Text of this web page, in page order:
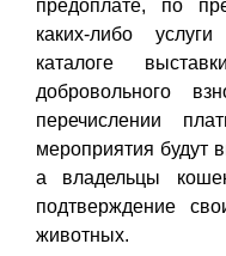
предоплате, по
каких-либо
каталоге
добровольного
перечислении
мероприятия будут
а владельцы
подтверждение
животных.